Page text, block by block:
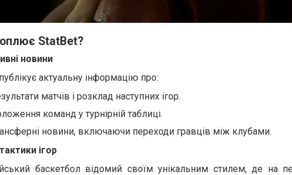
StatBet?
новини
актуальну інформацію про:
матчів і розклад наступних ігор.
команд у турнірній таблиці.
новини, включаючи переходи гравців між клубами.
ігор
баскетбол відомий своїм унікальним стилем, де на